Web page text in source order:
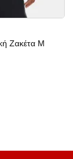
Ζακέτα M